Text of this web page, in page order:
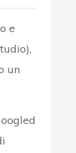
e
un